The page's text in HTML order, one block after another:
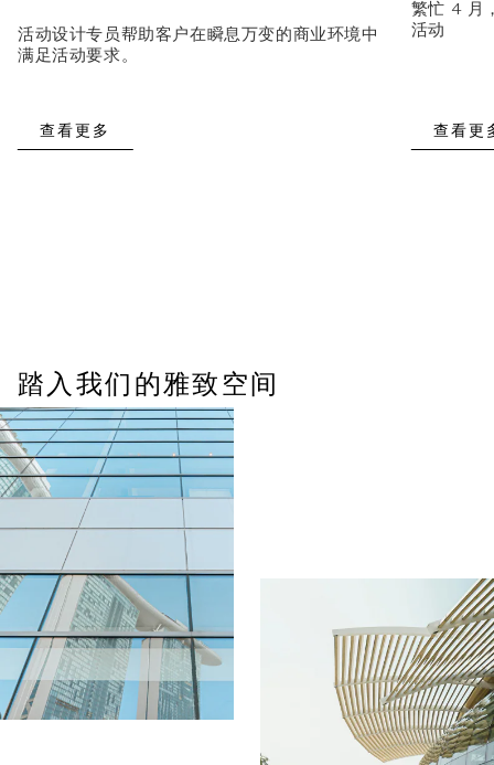
活动设计专员帮助客户在瞬息万变的商业环境中
满足活动要求。
查看更多
繁忙 4 月
活动
查看更
踏入我们的雅致空间